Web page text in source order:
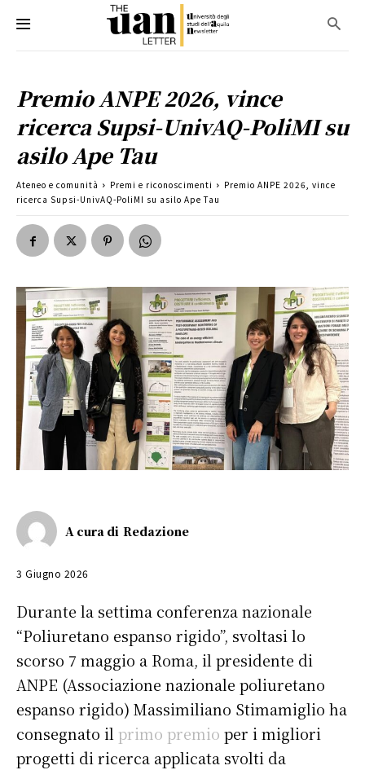
Premio ANPE 2026, vince
ricerca Supsi-UnivAQ-PoliMI su
asilo Ape Tau
Ateneo e comunità Premi e riconoscimenti
Premio ANPE 2026, vince
ricerca Supsi-UnivAQ-PoliMI su asilo Ape Tau
A cura di Redazione
3 Giugno 2026
Durante la settima conferenza nazionale
“Poliuretano espanso rigido”, svoltasi lo
scorso 7 maggio a Roma, il presidente di
ANPE (Associazione nazionale poliuretano
espanso rigido) Massimiliano Stimamiglio ha
consegnato il primo premio per i migliori
progetti di ricerca applicata svolti da